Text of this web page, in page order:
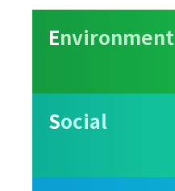
Environment
Social